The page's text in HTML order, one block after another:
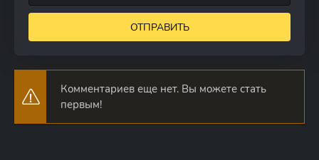
ОТПРАВИТЬ
Комментариев еще нет. Вы можете стать
первым!